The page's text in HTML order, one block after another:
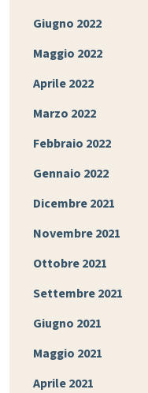
Giugno 2022
Maggio 2022
Aprile 2022
Marzo 2022
Febbraio 2022
Gennaio 2022
Dicembre 2021
Novembre 2021
Ottobre 2021
Settembre 2021
Giugno 2021
Maggio 2021
Aprile 2021